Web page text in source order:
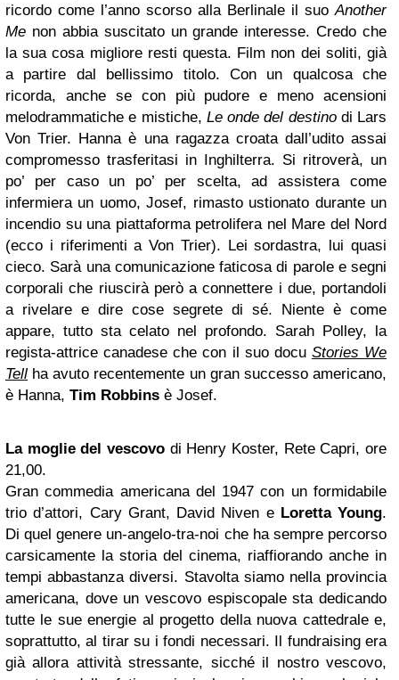
ricordo come l’anno scorso alla Berlinale il suo Another
Me non abbia suscitato un grande interesse. Credo che
la sua cosa migliore resti questa. Film non dei soliti, già
a partire dal bellissimo titolo. Con un qualcosa che
ricorda, anche se con più pudore e meno acensioni
melodrammatiche e mistiche, Le onde del destinodi Lars
Von Trier. Hanna è una ragazza croata dall’udito assai
compromesso trasferitasi in Inghilterra. Si ritroverà, un
po’ per caso un po’ per scelta, ad assistera come
infermiera un uomo, Josef, rimasto ustionato durante un
incendio su una piattaforma petrolifera nel Mare del Nord
(ecco i riferimenti a Von Trier). Lei sordastra, lui quasi
cieco. Sarà una comunicazione faticosa di parole e segni
corporali che riuscirà però a connettere i due, portandoli
a rivelare e dire cose segrete di sé. Niente è come
appare, tutto sta celato nel profondo. Sarah Polley, la
regista-attrice canadese che con il suo docu Stories We
Tell ha avuto recentemente un gran successo americano,
è Hanna, Tim Robbins è Josef.
La moglie del vescovo di Henry Koster, Rete Capri, ore
21,00.
Gran commedia americana del 1947 con un formidabile
trio d’attori, Cary Grant, David Niven e Loretta Young.
Di quel genere un-angelo-tra-noi che ha sempre percorso
carsicamente la storia del cinema, riaffiorando anche in
tempi abbastanza diversi. Stavolta siamo nella provincia
americana, dove un vescovo espiscopale sta dedicando
tutte le sue energie al progetto della nuova cattedrale e,
soprattutto, al tirar su i fondi necessari. Il fundraising era
già allora attività stressante, sicché il nostro vescovo,